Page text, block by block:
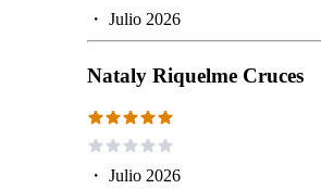
・ Julio 2026
Nataly Riquelme Cruces
・ Julio 2026